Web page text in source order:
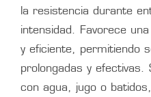
la resistencia durante
intensidad. Favorece
y eficiente, permitiendo
prolongadas y
con agua, jugo o